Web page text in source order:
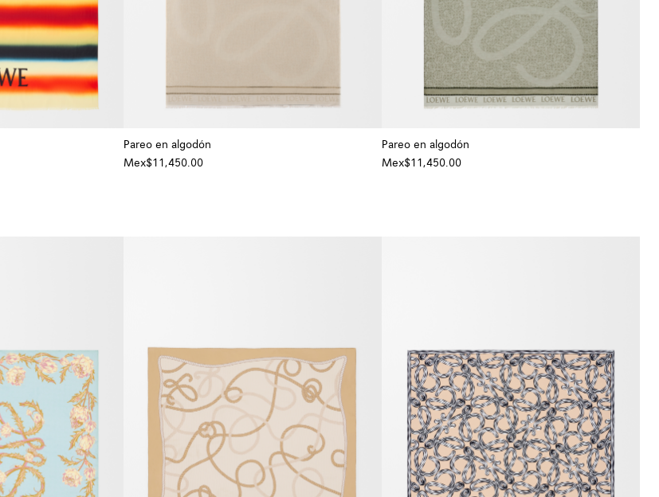
Pareo en algodón
Mex$11,450.00
Pareo en algodón
Mex$11,450.00